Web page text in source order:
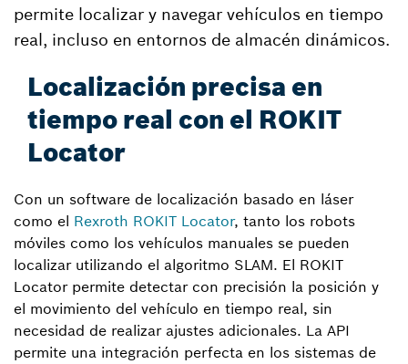
permite localizar y navegar vehículos en tiempo
real, incluso en entornos de almacén dinámicos.
Localización precisa en
tiempo real con el ROKIT
Locator
Con un software de localización basado en láser
como el Rexroth ROKIT Locator, tanto los robots
móviles como los vehículos manuales se pueden
localizar utilizando el algoritmo SLAM. El ROKIT
Locator permite detectar con precisión la posición y
el movimiento del vehículo en tiempo real, sin
necesidad de realizar ajustes adicionales. La API
permite una integración perfecta en los sistemas de